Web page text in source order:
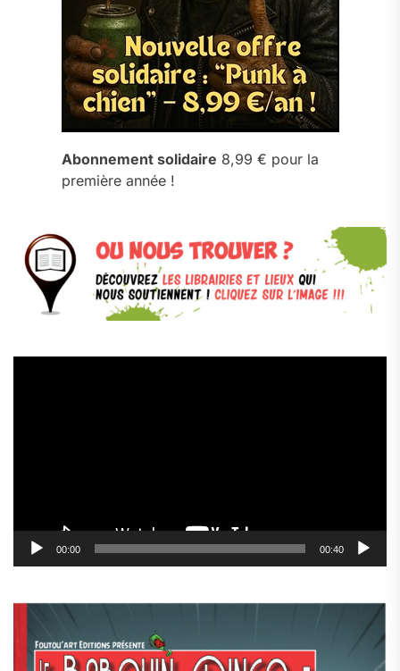
Abonnement solidaire 8,99 € pour la
première année !
00:00 00:40